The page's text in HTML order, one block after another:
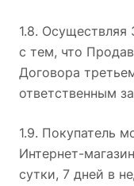
1.8. Осуществляя
с тем, что
Договора
ответственным
1.9. Покупатель
Интернет-
сутки, 7 дней в